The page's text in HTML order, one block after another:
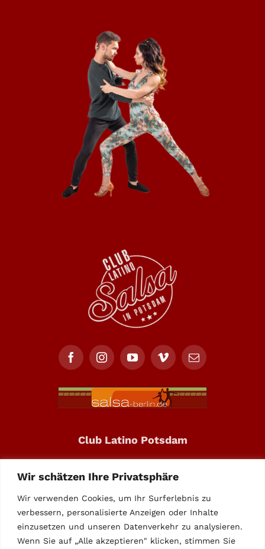
Wir schätzen Ihre Privatsphäre
Wir verwenden Cookies, um Ihr Surferlebnis zu
verbessern, personalisierte Anzeigen oder Inhalte
einzusetzen und unseren Datenverkehr zu analysieren.
Wenn Sie auf „Alle akzeptieren" klicken, stimmen Sie
Club Latino Potsdam
14482 Potsdam
Call: +49 331 – 708227
info@club-latino.de